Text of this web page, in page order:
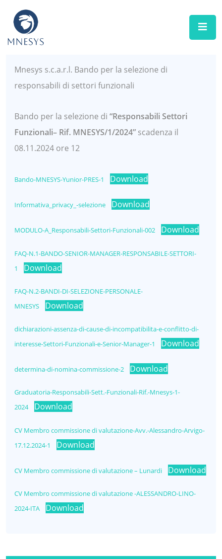
MNESYS
Mnesys s.c.a.r.l. Bando per la selezione di
responsabili di settori funzionali
Bando per la selezione di “Responsabili Settori
Funzionali– Rif. MNESYS/1/2024” scadenza il
08.11.2024 ore 12
Bando-MNESYS-Yunior-PRES-1 Download
Informativa_privacy_-selezione Download
MODULO-A_Responsabili-Settori-Funzionali-002 Download
FAQ-N.1-BANDO-SENIOR-MANAGER-RESPONSABILE-SETTORI-
1
Download
FAQ-N.2-BANDI-DI-SELEZIONE-PERSONALE-
MNESYS
Download
dichiarazioni-assenza-di-cause-di-incompatibilita-e-conflitto-di-
interesse-Settori-Funzionali-e-Senior-Manager-1
Download
determina-di-nomina-commissione-2 Download
Graduatoria-Responsabili-Sett.-Funzionali-Rif.-Mnesys-1-
2024
Download
CV Membro commissione di valutazione-Avv.-Alessandro-Arvigo-
17.12.2024-1
Download
CV Membro commissione di valutazione – Lunardi Download
CV Membro commissione di valutazione -ALESSANDRO-LINO-
2024-ITA
Download